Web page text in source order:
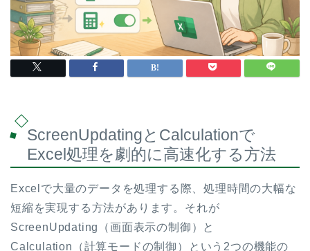
ScreenUpdatingとCalculationで
Excel処理を劇的に高速化する方法
Excelで大量のデータを処理する際、処理時間の大幅な
短縮を実現する方法があります。それが
ScreenUpdating（画面表示の制御）と
Calculation（計算モードの制御）という2つの機能の